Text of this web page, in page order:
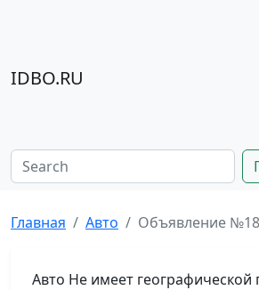
IDBO.RU
Главная Авто Объявление
Авто Не имеет географической